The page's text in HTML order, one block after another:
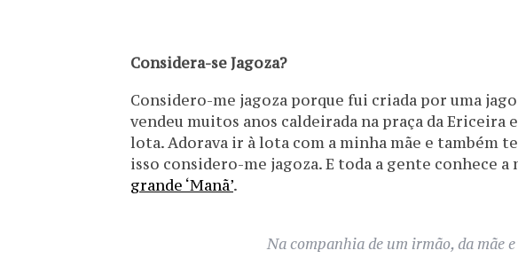
Considera-se Jagoza?
Considero-me jagoza porque fui criada por uma
vendeu muitos anos caldeirada na praça da Ericeira
lota. Adorava ir à lota com a minha mãe e também
isso considero-me jagoza. E toda a gente conhece a
grande ‘Manã’.
Na companhia de um irmão, da mãe